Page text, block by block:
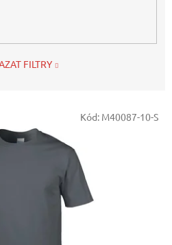
FILTRY
Kód: M40087-10-S